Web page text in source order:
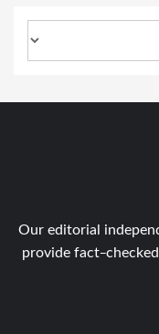
Our editorial
provide fact-